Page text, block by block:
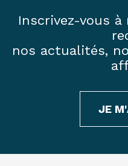
Inscrivez-vous
nos actualités,
JE